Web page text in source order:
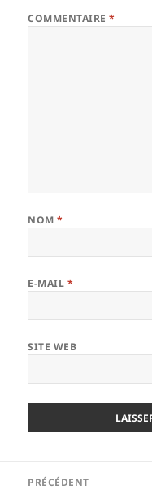
COMMENTAIRE*
NOM*
E-MAIL *
SITE WEB
PRÉCÉDENT